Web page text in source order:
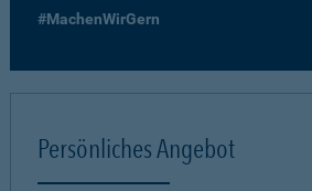
#MachenWirGern
Persönliches Angebot